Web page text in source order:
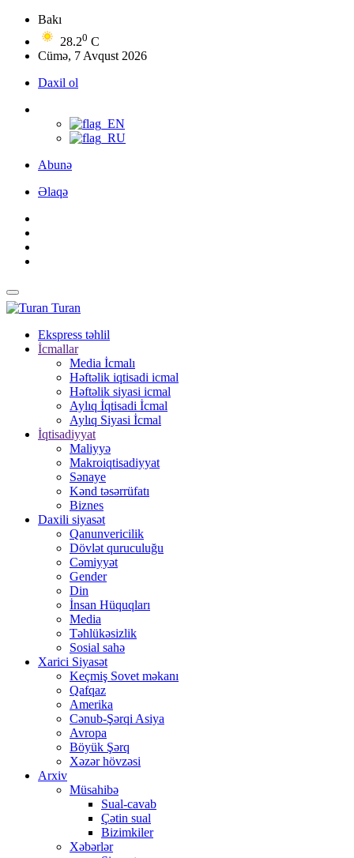
Bakı
28.20 C
Cümə, 7 Avqust 2026
Daxil ol
Abunə
Əlaqə
Turan
Ekspress təhlil
İcmallar
Media İcmalı
Həftəlik iqtisadi icmal
Həftəlik siyasi icmal
Aylıq İqtisadi İcmal
Aylıq Siyasi İcmal
İqtisadiyyat
Maliyyə
Makroiqtisadiyyat
Sənaye
Kənd təsərrüfatı
Biznes
Daxili siyasət
Qanunvericilik
Dövlət quruculuğu
Cəmiyyət
Gender
Din
İnsan Hüquqları
Media
Təhlükəsizlik
Sosial sahə
Xarici Siyasət
Keçmiş Sovet məkanı
Qafqaz
Amerika
Cənub-Şərqi Asiya
Avropa
Böyük Şərq
Xəzər hövzəsi
Arxiv
Müsahibə
Sual-cavab
Çətin sual
Bizimkiler
Xəbərlər